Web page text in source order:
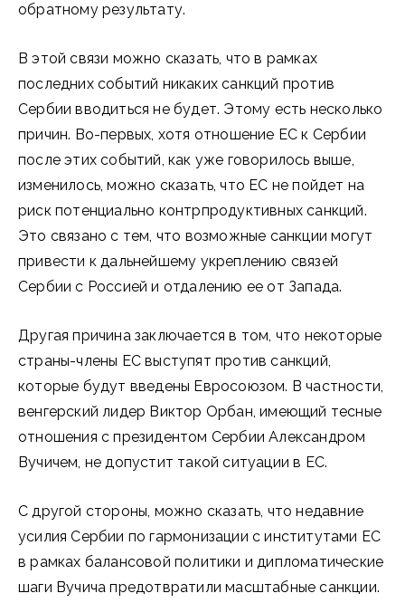
обратному результату.
В этой связи можно сказать, что в рамках
последних событий никаких санкций против
Сербии вводиться не будет. Этому есть несколько
причин. Во-первых, хотя отношение ЕС к Сербии
после этих событий, как уже говорилось выше,
изменилось, можно сказать, что ЕС не пойдет на
риск потенциально контрпродуктивных санкций.
Это связано с тем, что возможные санкции могут
привести к дальнейшему укреплению связей
Сербии с Россией и отдалению ее от Запада.
Другая причина заключается в том, что некоторые
страны-члены ЕС выступят против санкций,
которые будут введены Евросоюзом. В частности,
венгерский лидер Виктор Орбан, имеющий тесные
отношения с президентом Сербии Александром
Вучичем, не допустит такой ситуации в ЕС.
С другой стороны, можно сказать, что недавние
усилия Сербии по гармонизации с институтами ЕС
в рамках балансовой политики и дипломатические
шаги Вучича предотвратили масштабные санкции.